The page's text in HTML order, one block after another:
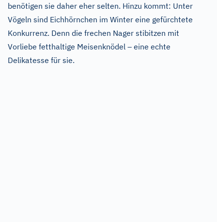
benötigen sie daher eher selten. Hinzu kommt: Unter
Vögeln sind Eichhörnchen im Winter eine gefürchtete
Konkurrenz. Denn die frechen Nager stibitzen mit
Vorliebe fetthaltige Meisenknödel – eine echte
Delikatesse für sie.